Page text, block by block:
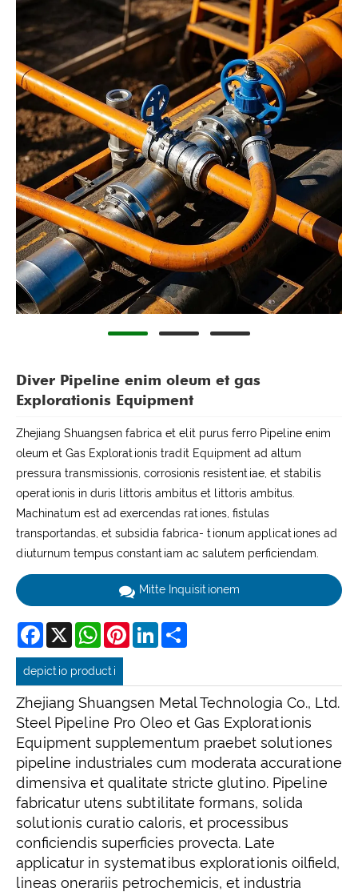
Diver Pipeline enim oleum et gas
Explorationis Equipment
Zhejiang Shuangsen fabrica et elit purus ferro Pipeline enim
oleum et Gas Explorationis tradit Equipment ad altum
pressura transmissionis, corrosionis resistentiae, et stabilis
operationis in duris littoris ambitus et littoris ambitus.
Machinatum est ad exercendas rationes, fistulas
transportandas, et subsidia fabrica- tionum applicationes ad
diuturnum tempus constantiam ac salutem perficiendam.
Mitte Inquisitionem
Facebook
X WhatsAppPinterestLinkedIn
depictio producti
Zhejiang Shuangsen Metal Technologia Co., Ltd.
Steel Pipeline Pro Oleo et Gas Explorationis
Equipment supplementum praebet solutiones
pipeline industriales cum moderata accuratione
dimensiva et qualitate stricte glutino. Pipeline
fabricatur utens subtilitate formans, solida
solutionis curatio caloris, et processibus
conficiendis superficies provecta. Late
applicatur in systematibus explorationis oilfield,
lineas onerariis petrochemicis, et industria